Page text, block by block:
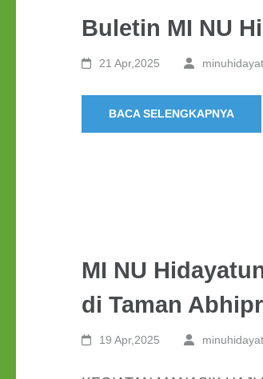
Buletin MI NU
21 Apr,2025
BACA SELENGKAPNYA
MI NU
di Taman
19 Apr,2025